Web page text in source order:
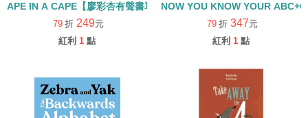
APE IN A CAPE【廖彩杏有聲書單】
79 折 249元
紅利 1 點
NOW YOU KNOW YOUR
79 折 347元
紅利 1 點